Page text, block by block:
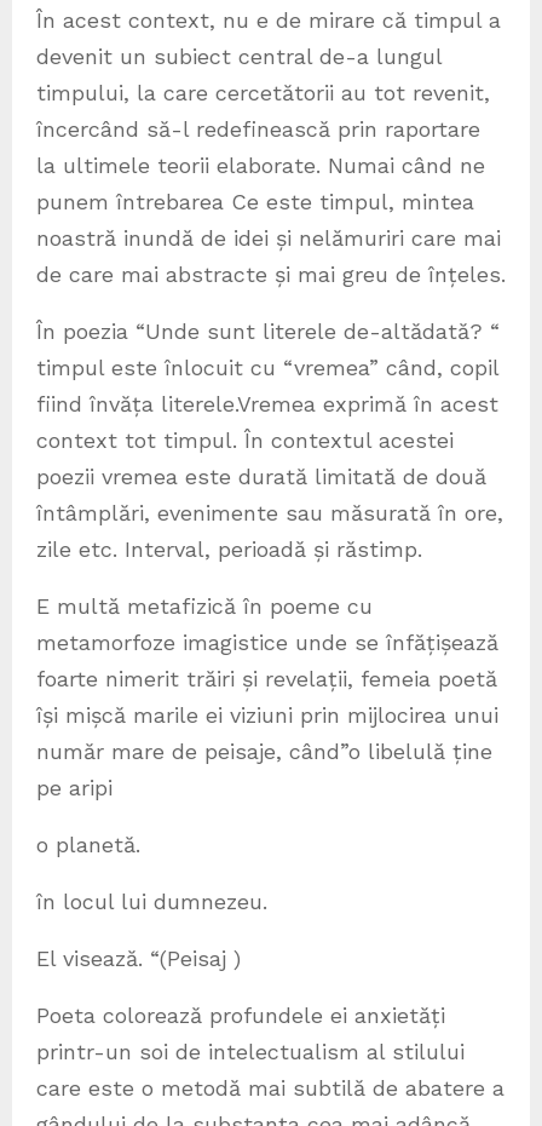
În acest context, nu e de mirare că timpul a
devenit un subiect central de-a lungul
timpului, la care cercetătorii au tot revenit,
încercând să-l redefinească prin raportare
la ultimele teorii elaborate. Numai când ne
punem întrebarea Ce este timpul, mintea
noastră inundă de idei și nelămuriri care mai
de care mai abstracte și mai greu de înțeles.
În poezia “Unde sunt literele de-altădată? “
timpul este înlocuit cu “vremea” când, copil
fiind învăța literele.Vremea exprimă în acest
context tot timpul. În contextul acestei
poezii vremea este durată limitată de două
întâmplări, evenimente sau măsurată în ore,
zile etc. Interval, perioadă și răstimp.
E multă metafizică în poeme cu
metamorfoze imagistice unde se înfățișează
foarte nimerit trăiri și revelații, femeia poetă
își mișcă marile ei viziuni prin mijlocirea unui
număr mare de peisaje, când”o libelulă ține
pe aripi
o planetă.
în locul lui dumnezeu.
El visează. “(Peisaj )
Poeta colorează profundele ei anxietăți
printr-un soi de intelectualism al stilului
care este o metodă mai subtilă de abatere a